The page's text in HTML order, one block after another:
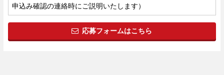
申込み確認の連絡時にご説明いたします）
応募フォームはこちら